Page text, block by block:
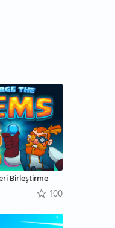
Birleştirme
100